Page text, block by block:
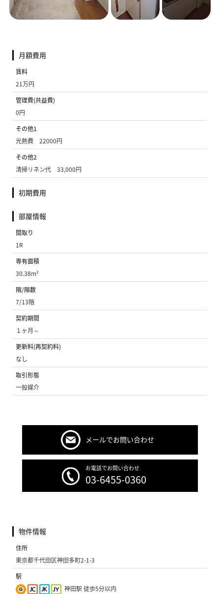
月額費用
賃料
21万円
管理費(共益費)
0円
その他1
光熱費 22000円
その他2
清掃リネン代 33,000円
初期費用
部屋情報
間取り
1R
専有面積
30.38m²
階/階数
7/13階
契約期間
１ヶ月～
更新料(再契約料)
なし
取引形態
一般媒介
メールでお問い合わせ
お電話でお問い合わせ
03-6455-0360
物件情報
住所
東京都千代田区神田多町2-1-3
駅
神田駅 徒歩5分以内